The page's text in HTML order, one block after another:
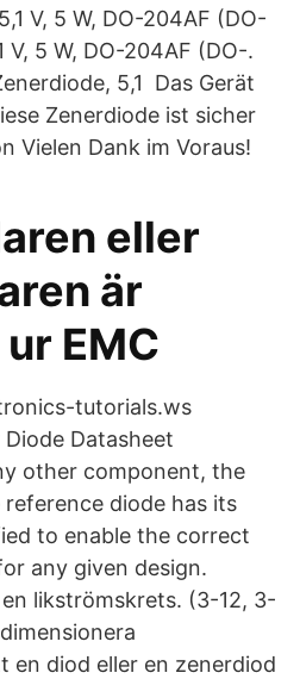
V, 5 W, DO-204AF (DO-
V, 5 W, DO-204AF (DO-.
5,1 Das Gerät
Zenerdiode ist sicher
Vielen Dank im Voraus!
eller
är
EMC
tutorials.ws
Datasheet
other component, the
diode has its
to enable the correct
any given design.
likströmskrets. (3-12, 3-
en diod eller en zenerdiod